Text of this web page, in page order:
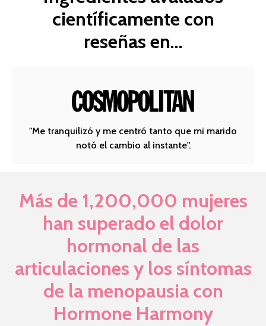
científicamente con
reseñas en...
"Me tranquilizó y me centró tanto que mi marido
notó el cambio al instante".
Más de 1,200,000 mujeres
han superado el dolor
hormonal de las
articulaciones y los síntomas
de la menopausia con
Hormone Harmony